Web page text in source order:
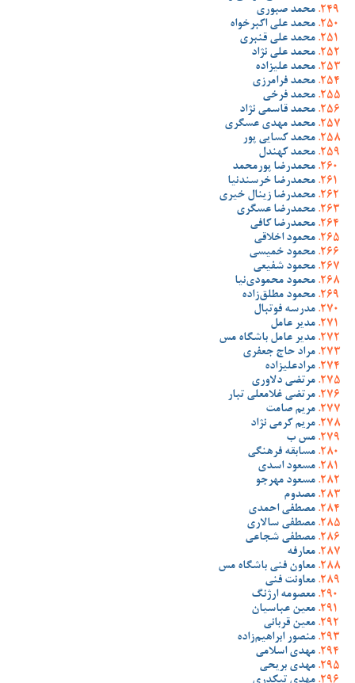
محمد صبوری
محمد علی اکبرخواه
محمد علی قنبری
محمد علی نژاد
محمد علیزاده
محمد فرامرزی
محمد فرخی
محمد قاسمی نژاد
محمد مهدی عسگری
محمد کسایی پور
محمد کهندل
محمدرضا پورمحمد
محمدرضا خرسندنیا
محمدرضا زینال خیری
محمدرضا عسگری
محمدرضا کافی
محمود اخلاقی
محمود خمیسی
محمود شفیعی
محمود محمودی‌نیا
محمود مطلق‌زاده
مدرسه فوتبال
مدیر عامل
مدیر عامل باشگاه مس
مراد حاج جعفری
مرادعلیزاده
مرتضی دلاوری
مرتضی غلامعلی تبار
مریم صامت
مریم کرمی نژاد
مس ب
مسابقه فرهنگی
مسعود اسدی
مسعود مهرجو
مصدوم
مصطفی احمدی
مصطفی سالاری
مصطفی شجاعی
معارفه
معاون فنی باشگاه مس
معاونت فنی
معصومه ارژنگ
معین عباسیان
معین قربانی
منصور ابراهیم‌زاده
مهدی اسلامی
مهدی بریحی